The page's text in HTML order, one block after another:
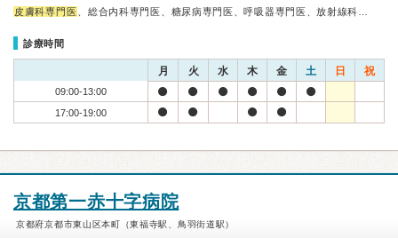
皮膚科専門医 、総合内科専門医、糖尿病専門医、呼吸器専門医、放射線科…
診療時間
月 火 水 木 金 土 日 祝
09:00-13:00
17:00-19:00
京都第一赤十字病院
京都府京都市東山区本町（東福寺駅、鳥羽街道駅）